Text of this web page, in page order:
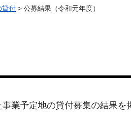
貸付 > 公募結果（令和元年度）
業予定地の貸付募集の結果を